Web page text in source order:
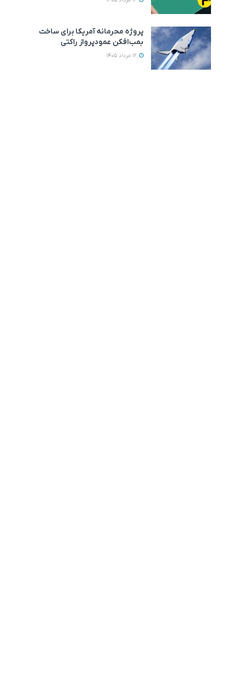
پروژه محرمانه آمریکا برای ساخت
بمب‌افکن عمودپرواز راکتی